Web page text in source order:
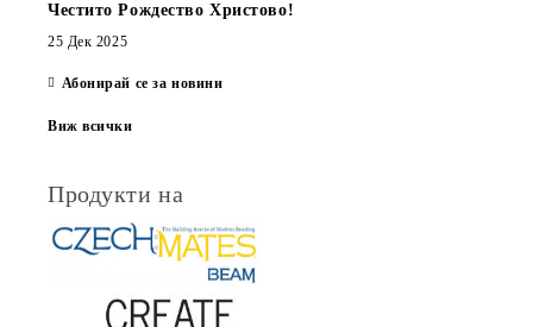
Честито Рождество Христово!
25 Дек 2025
Абонирай се за новини
Виж всички
Продукти на